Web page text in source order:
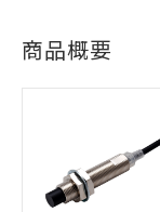
商品概要